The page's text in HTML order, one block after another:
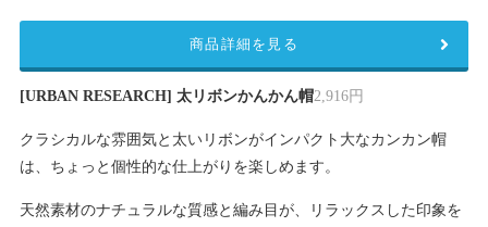
[URBAN RESEARCH] 太リボンかんかん帽2,916円
クラシカルな雰囲気と太いリボンがインパクト大なカンカン帽
は、ちょっと個性的な仕上がりを楽しめます。
天然素材のナチュラルな質感と編み目が、リラックスした印象を
商品詳細を見る